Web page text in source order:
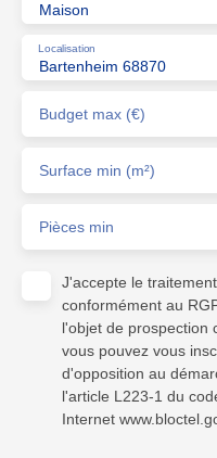
Maison
Bartenheim 68870
Localisation
Budget max (€)
Surface min (m²)
Pièces min
J'accepte le
conformément au
l'objet de prospection
vous pouvez vous
d'opposition au
l'article L223-1 du
Internet